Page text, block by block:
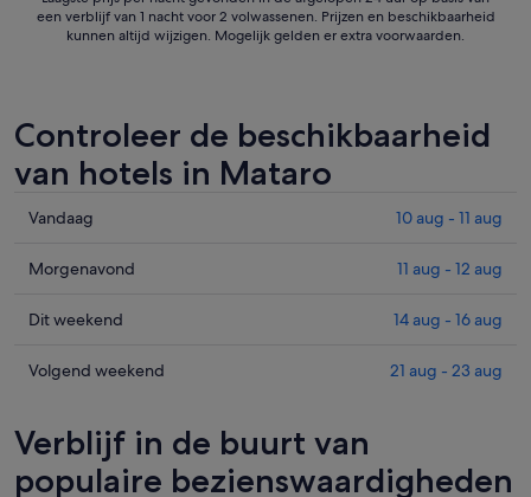
een verblijf van 1 nacht voor 2 volwassenen. Prijzen en beschikbaarheid
kunnen altijd wijzigen. Mogelijk gelden er extra voorwaarden.
Controleer de beschikbaarheid
van hotels in Mataro
Prijzen
Mataro
vanavond,
aug
aug,
bekijken
Vandaag 10 aug - 11 aug
Prijzen
Mataro
morgenavond,
-
Morgenavond 11 aug - 12 aug
Prijzen
Mataro
weekend,
Dit weekend 14 aug - 16 aug
Prijzen
voor
volgend
Volgend weekend 21 aug - 23 aug
Verblijf in de buurt van
populaire bezienswaardigheden